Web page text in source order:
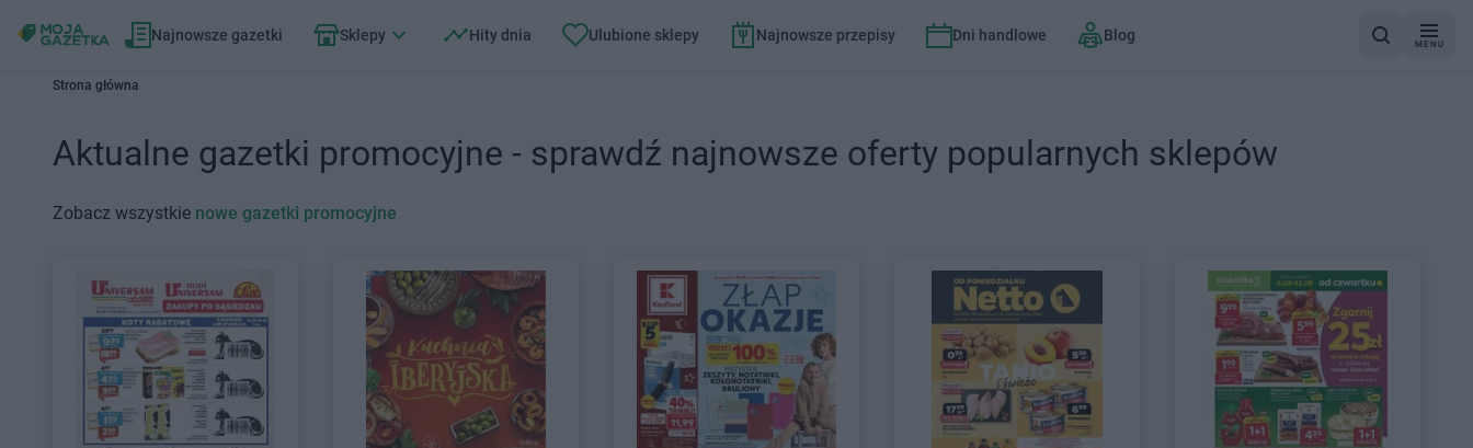
Najnowsze gazetki Sklepy Hity dnia Ulubione sklepy Najnowsze przepisy Dni handlowe Blog
MENU
Strona główna
Aktualne gazetki promocyjne - sprawdź najnowsze oferty popularnych sklepów
Zobacz wszystkie nowe gazetki promocyjne